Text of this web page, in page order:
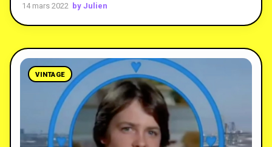
14 mars 2022 by Julien
VINTAGE